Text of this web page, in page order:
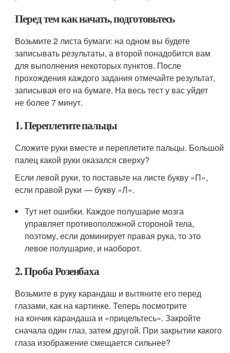
Перед тем как начать, подготовьтесь
Возьмите 2 листа бумаги: на одном вы будете
записывать результаты, а второй понадобится вам
для выполнения некоторых пунктов. После
прохождения каждого задания отмечайте результат,
записывая его на бумаге. На весь тест у вас уйдет
не более 7 минут.
1. Переплетите пальцы
Сложите руки вместе и переплетите пальцы. Большой
палец какой руки оказался сверху?
Если левой руки, то поставьте на листе букву «П»,
если правой руки — букву «Л».
Тут нет ошибки. Каждое полушарие мозга
управляет противоположной стороной тела,
поэтому, если доминирует правая рука, то это
левое полушарие, и наоборот.
2. Проба Розенбаха
Возьмите в руку карандаш и вытяните его перед
глазами, как на картинке. Теперь посмотрите
на кончик карандаша и «прицельтесь». Закройте
сначала один глаз, затем другой. При закрытии какого
глаза изображение смещается сильнее?